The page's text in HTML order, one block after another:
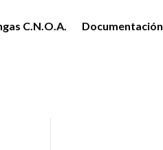
C.N.O.A. Documentación